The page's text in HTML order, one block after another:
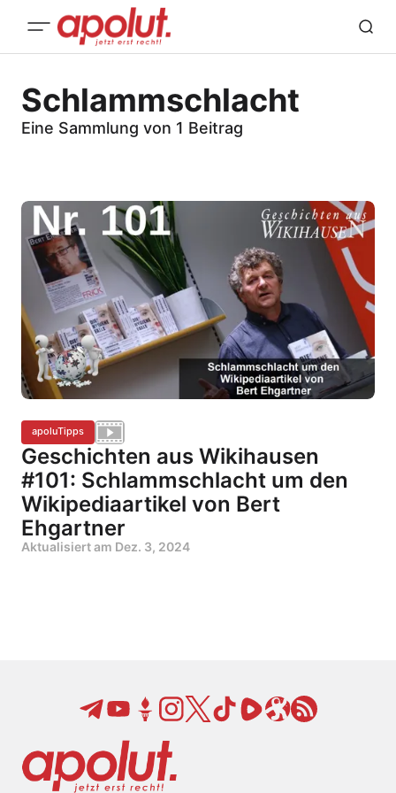
Schlammschlacht
Eine Sammlung von 1 Beitrag
apoluTipps
Geschichten aus Wikihausen
#101: Schlammschlacht um den
Wikipediaartikel von Bert
Ehgartner
Aktualisiert am Dez. 3, 2024